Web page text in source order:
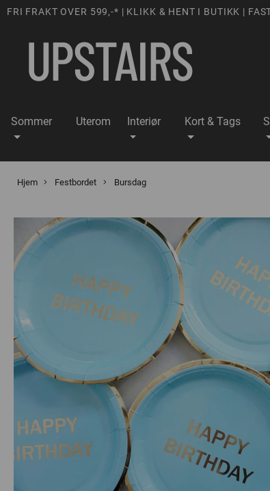
FRI FRAKT OVER 599,-* | KLIKK & HENT I BUTIKK |
Sommer Uterom Interiør Kort & Tags
Hjem Festbordet Bursdag